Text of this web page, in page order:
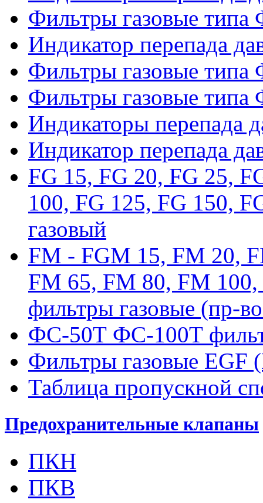
Фильтры газовые
Индикатор перепада
Фильтры газовые
Фильтры газовые типа
Индикаторы перепада
Индикатор перепада
FG 15, FG 20, FG 25,
100, FG 125, FG 150,
газовый
FM - FGM 15, FM 20,
FM 65, FM 80, FM
фильтры газовые (пр-
ФС-50Т ФС-100Т
Фильтры газовые EGF
Таблица пропускной
Предохранительные клапаны
ПКН
ПКВ